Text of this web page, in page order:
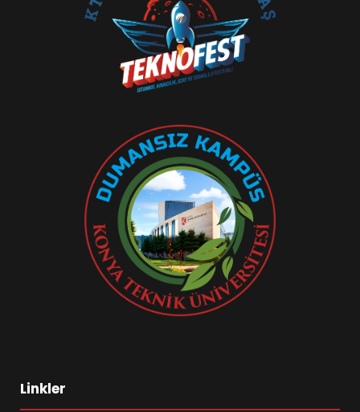
Linkler